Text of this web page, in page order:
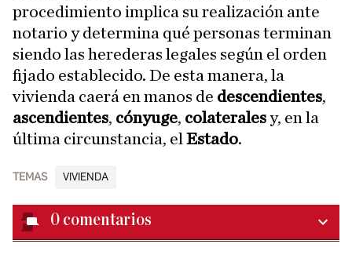
procedimiento implica su realización ante
notario y determina qué personas terminan
siendo las herederas legales según el orden
fijado establecido. De esta manera, la
vivienda caerá en manos de descendientes,
ascendientes, cónyuge, colateralesy, en la
última circunstancia, el Estado.
TEMAS VIVIENDA
0 comentarios